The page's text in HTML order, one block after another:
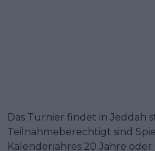
Das Turnier findet in Jeddah
Teilnahmeberechtigt sind
Kalenderjahres 20 Jahre oder